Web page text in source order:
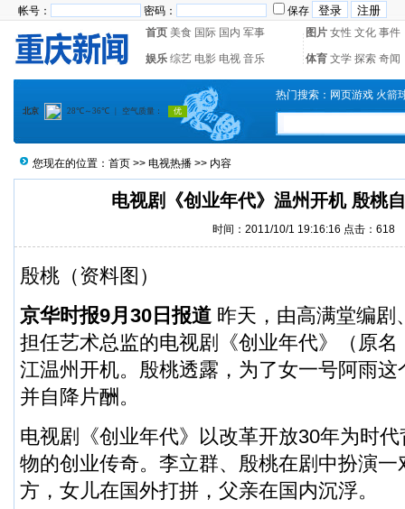
帐号： 密码：
保存
首页 美食 国际 国内 军事 图片 女性 文化 事件
娱乐 综艺 电影 电视 音乐 体育 文学 探索 奇闻
热门搜索： 网页游戏 火箭
您现在的位置： 首页 >> 电视热播 >> 内容
电视剧《创业年代》温州开机 殷桃
时间：2011/10/1 19:16:16 点击： 618
殷桃 （资料图）
京华时报9月30日报道 昨天，由高满堂编剧
担任艺术总监的电视剧《创业年代》（原
江温州开机。殷桃透露，为了女一号阿雨
并自降片酬。
电视剧《创业年代》以改革开放30年为时
物的创业传奇。 李立群、殷桃在剧中扮演
方，女儿在国外打拼，父亲在国内沉浮。